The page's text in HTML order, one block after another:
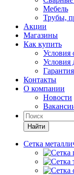
Мебель
Трубы,
Акции
Магазины
Как купить
Условия
Условия
Контакты
О компании
Новости
Найти
Сетка